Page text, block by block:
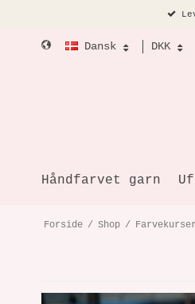
Dansk DKK
Håndfarvet garn
Forside / Shop / Farvekurser